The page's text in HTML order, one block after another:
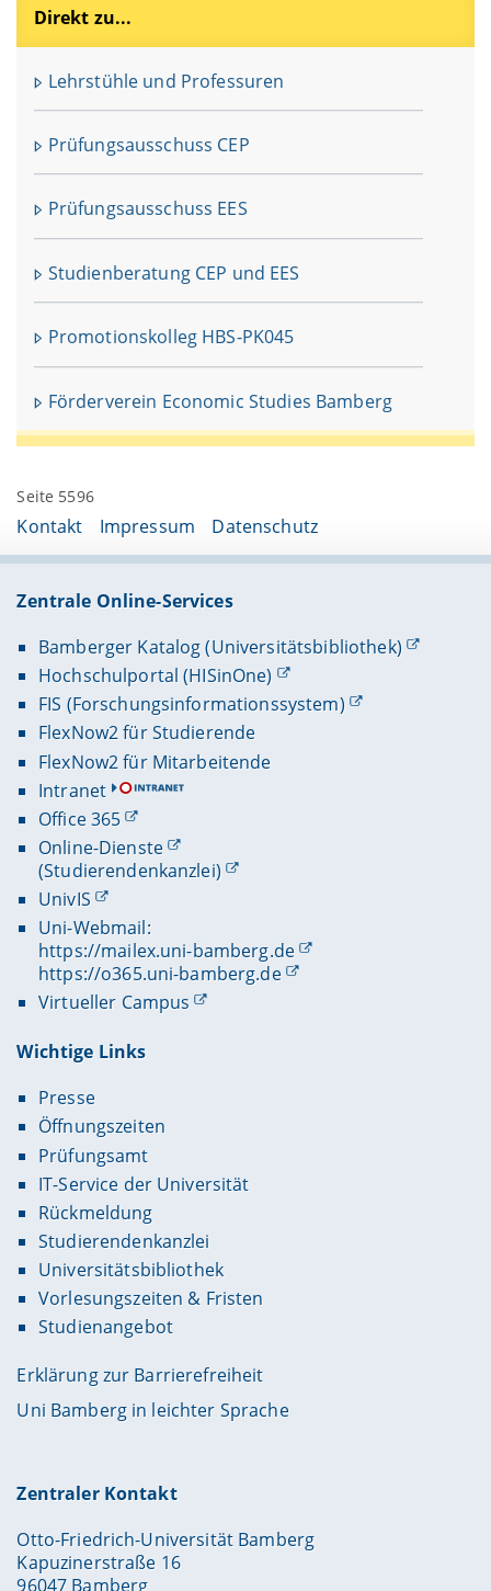
Direkt zu...
Lehrstühle und Professuren
Prüfungsausschuss CEP
Prüfungsausschuss EES
Studienberatung CEP und EES
Promotionskolleg HBS-PK045
Förderverein Economic Studies Bamberg
Seite 5596
Kontakt Impressum Datenschutz
Zentrale Online-Services
Bamberger Katalog (Universitätsbibliothek)
Hochschulportal (HISinOne)
FIS (Forschungsinformationssystem)
FlexNow2 für Studierende
FlexNow2 für Mitarbeitende
Intranet
Office 365
Online-Dienste
(Studierendenkanzlei)
UnivIS
Uni-Webmail:
https://mailex.uni-bamberg.de
https://o365.uni-bamberg.de
Virtueller Campus
Wichtige Links
Presse
Öffnungszeiten
Prüfungsamt
IT-Service der Universität
Rückmeldung
Studierendenkanzlei
Universitätsbibliothek
Vorlesungszeiten & Fristen
Studienangebot
Erklärung zur Barrierefreiheit
Uni Bamberg in leichter Sprache
Zentraler Kontakt
Otto-Friedrich-Universität Bamberg
Kapuzinerstraße 16
96047 Bamberg